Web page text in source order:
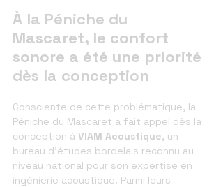
À la Péniche du
Mascaret, le confort
sonore a été une priorité
dès la conception
Consciente de cette problématique, la
Péniche du Mascaret a fait appel dès la
conception à VIAM Acoustique, un
bureau d’études bordelais reconnu au
niveau national pour son expertise en
ingénierie acoustique. Parmi leurs